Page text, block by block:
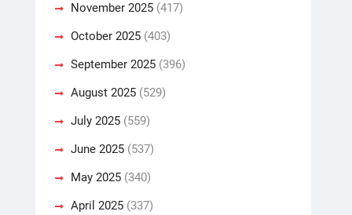
November 2025 (417)
October 2025 (403)
September 2025 (396)
August 2025 (529)
July 2025 (559)
June 2025 (537)
May 2025 (340)
April 2025 (337)